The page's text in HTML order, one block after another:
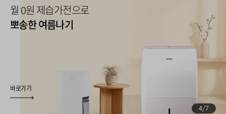
최대 90% 할인특가
에어컨 슈퍼세일
바로가기
4개월 무료 혜택!
음식물처리기
바로가기
영화도 드라마도 더 크게!
최대 66% 할인특가
바로가기
월 0원 제습가전으로
뽀송한 여름나기
바로가기
우리집 딱 맞춤
로봇청소기가 궁금하다면?
바로가기
우리집 펫케어
월 0원부터 시작
바로가기
S10시리즈 업계 최초런칭
9만원 상당 사은품 증정
바로가기
4/7